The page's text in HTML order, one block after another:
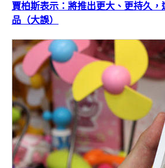
賈柏斯表示：將推出更大、更持久
品（大誤）